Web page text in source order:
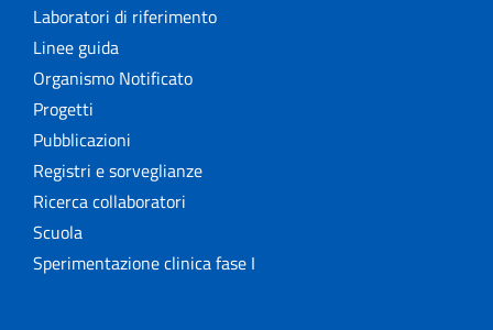
Laboratori di riferimento
Linee guida
Organismo Notificato
Progetti
Pubblicazioni
Registri e sorveglianze
Ricerca collaboratori
Scuola
Sperimentazione clinica fase I